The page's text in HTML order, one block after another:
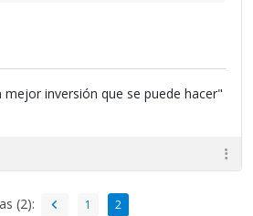
inversión que se puede hacer"
(2): 1 2